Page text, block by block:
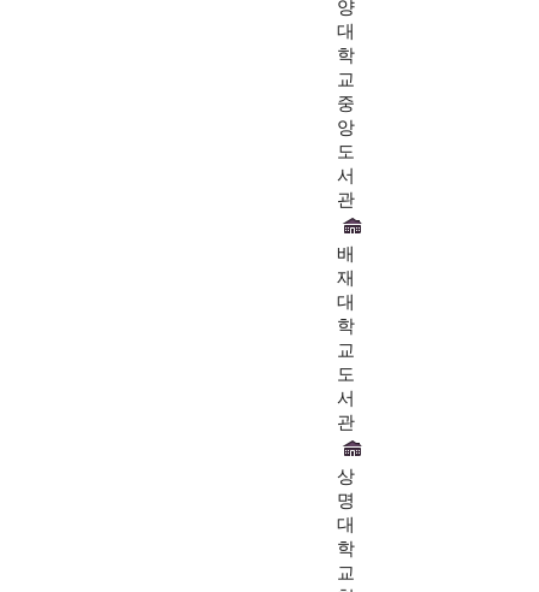
양
대
학
교
중
앙
도
서
관
배
재
대
학
교
도
서
관
상
명
대
학
교